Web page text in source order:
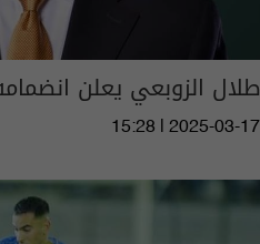
طلال الزوبعي يعلن
15:28 | 2025-03-17